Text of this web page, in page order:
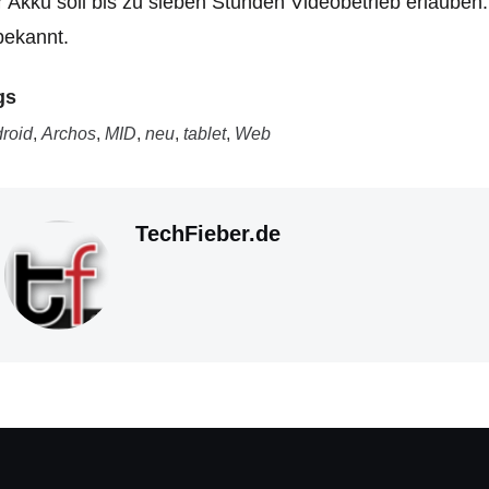
, Archos, MID, neu, tablet, Web
TechFieber.de